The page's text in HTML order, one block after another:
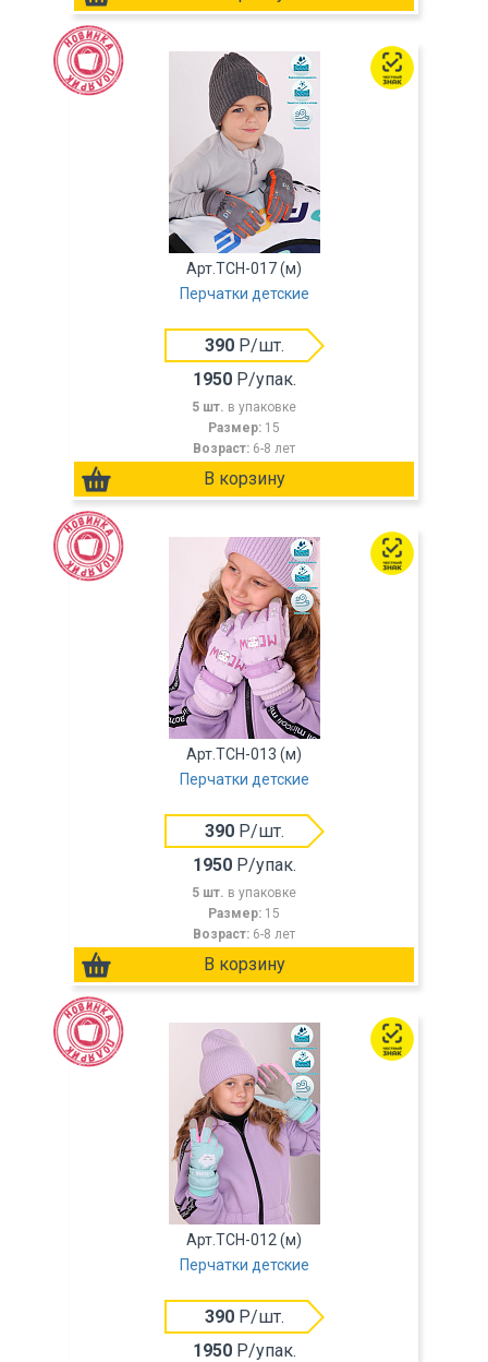
Арт.TCH-017 (м)
Перчатки детские
390Р/шт.
1950Р/упак.
5 шт. в упаковке
Размер: 15
Возраст: 6-8 лет
Арт.TCH-013 (м)
Перчатки детские
390Р/шт.
1950Р/упак.
5 шт. в упаковке
Размер: 15
Возраст: 6-8 лет
Арт.TCH-012 (м)
Перчатки детские
390Р/шт.
1950Р/упак.